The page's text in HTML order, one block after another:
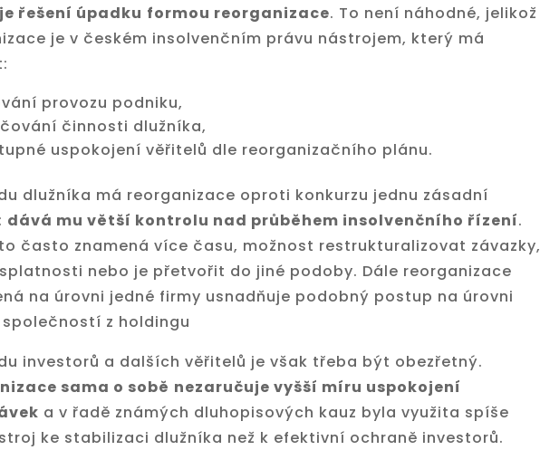
řešení úpadku formou reorganizace. To není náhodné, jelikož
je v českém insolvenčním právu nástrojem, který má
provozu podniku,
činnosti dlužníka,
uspokojení věřitelů dle reorganizačního plánu.
dlužníka má reorganizace oproti konkurzu jednu zásadní
dává mu větší kontrolu nad průběhem insolvenčního řízení.
často znamená více času, možnost restrukturalizovat závazky,
nebo je přetvořit do jiné podoby. Dále reorganizace
na úrovni jedné firmy usnadňuje podobný postup na úrovni
z holdingu
investorů a dalších věřitelů je však třeba být obezřetný.
sama o sobě nezaručuje vyšší míru uspokojení
a v řadě známých dluhopisových kauz byla využita spíše
ke stabilizaci dlužníka než k efektivní ochraně investorů.